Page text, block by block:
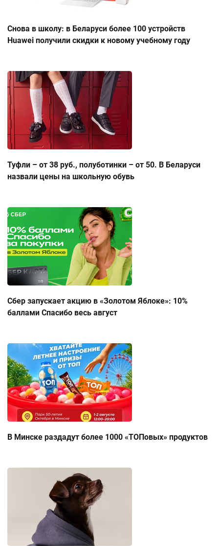
Снова в школу: в Беларуси более 100 устройств
Huawei получили скидки к новому учебному году
Туфли – от 38 руб., полуботинки – от 50. В Беларуси
назвали цены на школьную обувь
Сбер запускает акцию в «Золотом Яблоке»: 10%
баллами Спасибо весь август
В Минске раздадут более 1000 «ТОПовых» продуктов